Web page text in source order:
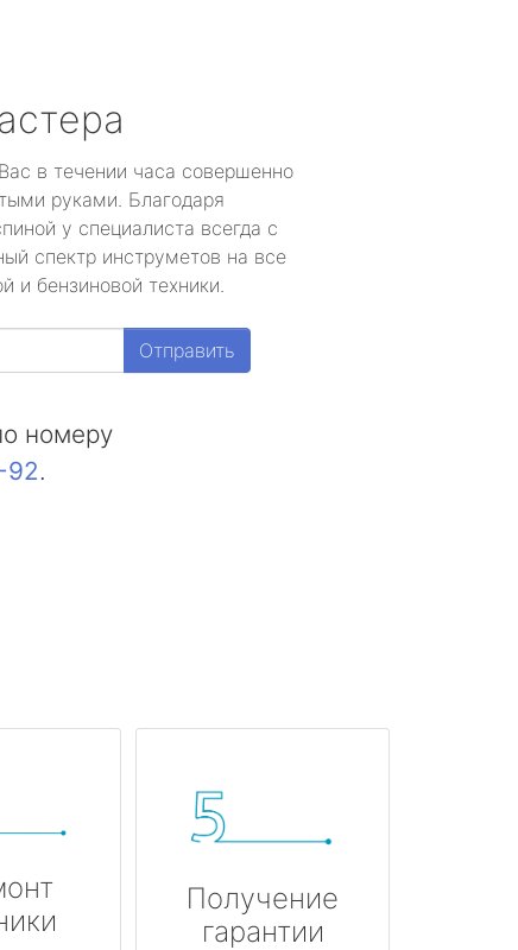
в течении часа совершенно
руками. Благодаря
у специалиста всегда с
спектр инструметов на все
и бензиновой техники.
Отправить
номеру
92.
Получение
гарантии